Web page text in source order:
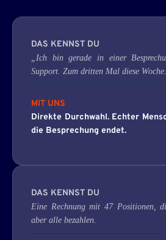
DAS KENNST DU
„Ich bin gerade in einer
Support. Zum dritten Mal diese Woche.
MIT UNS
Direkte Durchwahl. Echter
die Besprechung endet.
DAS KENNST DU
Eine Rechnung mit 47 Positionen,
aber alle bezahlen.